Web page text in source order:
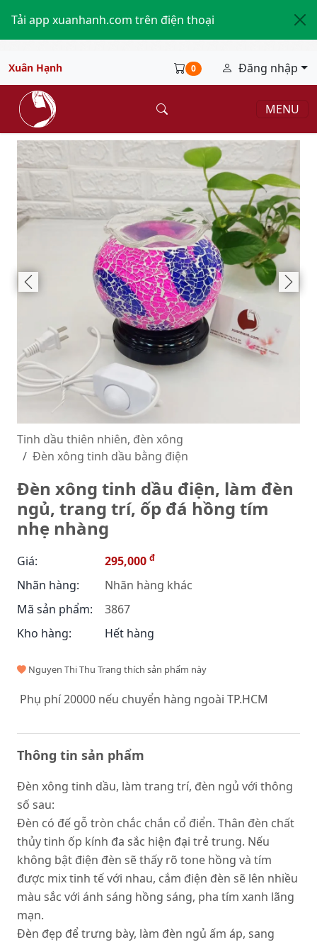
Tải app xuanhanh.com trên điện thoại
Xuân Hạnh 0 Đăng nhập
MENU
Tinh dầu thiên nhiên, đèn xông
Đèn xông tinh dầu bằng điện
Đèn xông tinh dầu điện, làm đèn
ngủ, trang trí, ốp đá hồng tím
nhẹ nhàng
Giá: 295,000 đ
Nhãn hàng:
Nhãn hàng khác
Mã sản phẩm:
3867
Kho hàng:
Hết hàng
Nguyen Thi Thu Trang thích sản phẩm này
Phụ phí 20000 nếu chuyển hàng ngoài TP.HCM
Thông tin sản phẩm
Đèn xông tinh dầu, làm trang trí, đèn ngủ với thông
số sau:
Đèn có đế gỗ tròn chắc chắn cổ điển. Thân đèn chất
thủy tinh ốp kính đa sắc hiện đại trẻ trung. Nếu
không bật điện đèn sẽ thấy rõ tone hồng và tím
được mix tinh tế với nhau, cắm điện đèn sẽ lên nhiều
màu sắc với ánh sáng hồng sáng, pha tím xanh lãng
mạn.
Đèn đẹp để trưng bày, làm đèn ngủ ấm áp, sang